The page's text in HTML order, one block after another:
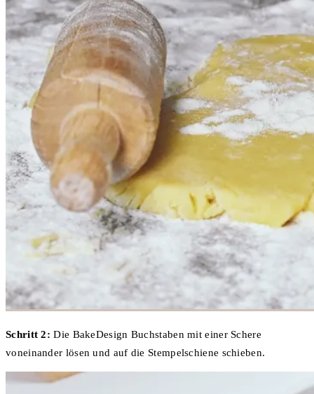
Schritt 2: Die BakeDesign Buchstaben mit einer Schere
voneinander lösen und auf die Stempelschiene schieben.